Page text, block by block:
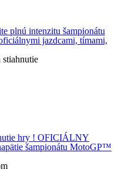
plnú intenzitu šampionátu
jazdcami, tímami,
hry ! OFICIÁLNY
šampionátu MotoGP™